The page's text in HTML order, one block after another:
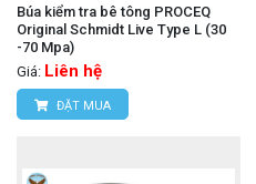
Búa kiểm tra bê tông PROCEQ
Original Schmidt Live Type L (30
-70 Mpa)
Giá: Liên hệ
ĐẶT MUA